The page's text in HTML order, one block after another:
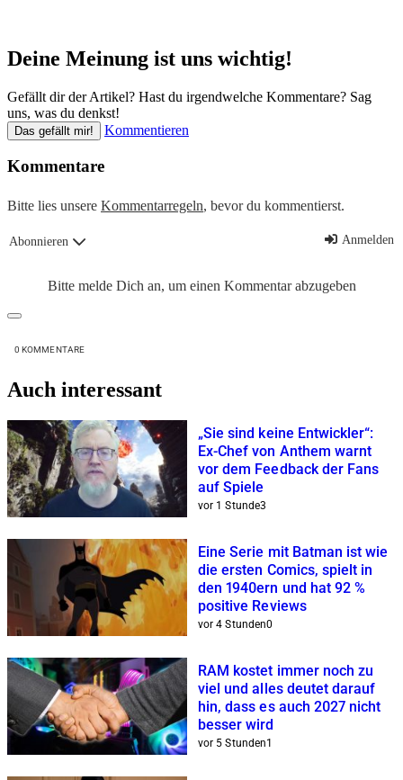
Deine Meinung ist uns wichtig!
Gefällt dir der Artikel? Hast du irgendwelche Kommentare? Sag
uns, was du denkst!
Das gefällt mir! Kommentieren
Kommentare
Bitte lies unsere Kommentarregeln, bevor du kommentierst.
Abonnieren Anmelden
Bitte melde Dich an, um einen Kommentar abzugeben
0 KOMMENTARE
Auch interessant
„Sie sind keine Entwickler“:
Ex-Chef von Anthem warnt
vor dem Feedback der Fans
auf Spiele
vor 1 Stunde3
Eine Serie mit Batman ist wie
die ersten Comics, spielt in
den 1940ern und hat 92 %
positive Reviews
vor 4 Stunden0
RAM kostet immer noch zu
viel und alles deutet darauf
hin, dass es auch 2027 nicht
besser wird
vor 5 Stunden1